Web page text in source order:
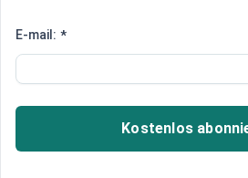
Antisemitischer Amok-Schütze
Elf Tote nach
Synagoge in
Bei einem Attentat auf die
E-mail: *
Kostenlos